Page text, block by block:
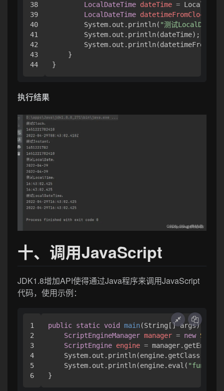
38
39
40
41
42
43
LocalDateTime dateTime =
LocalDateTime datetimeFromClock
        System.out.println(
"测试
        System.out.println(dateTime);
    }
}
执行结果
十、调用JavaScript
JDK1.8增加API使得通过Java程序来调用JavaScript
代码，使用示例：
1
2
3
4
5
public static void main(String[] args)
ScriptEngineManager manager = new
ScriptEngine engine =
    System.out.println(engine.eval(
}